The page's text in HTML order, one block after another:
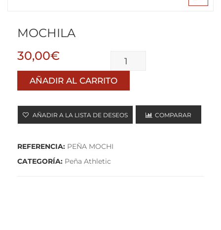
MOCHILA
30,00€ MOCHILA
cantidad
AÑADIR AL CARRITO
AÑADIR A LA LISTA DE DESEOS COMPARAR
REFERENCIA: PEÑA MOCHI
CATEGORÍA: Peña Athletic